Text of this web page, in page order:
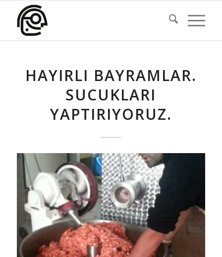
HAYIRLI BAYRAMLAR.
SUCUKLARI
YAPTIRIYORUZ.